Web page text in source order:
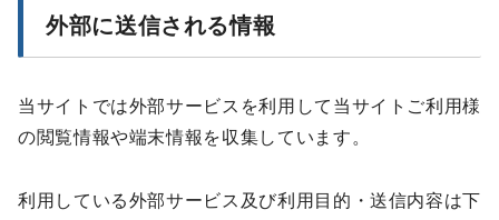
外部に送信される情報
当サイトでは外部サービスを利用して当サイトご利用様
の閲覧情報や端末情報を収集しています。
利用している外部サービス及び利用目的・送信内容は下